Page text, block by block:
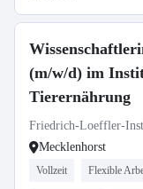
(m/w/d) im
Tierernährung
Friedrich-Loeffler-
Mecklenhorst
Vollzeit Flexible